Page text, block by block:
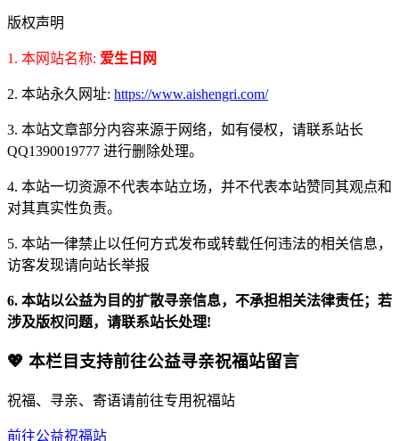
版权声明
1. 本网站名称: 爱生日网
2. 本站永久网址: https://www.aishengri.com/
3. 本站文章部分内容来源于网络，如有侵权，请联系站长
QQ1390019777 进行删除处理。
4. 本站一切资源不代表本站立场，并不代表本站赞同其观点和
对其真实性负责。
5. 本站一律禁止以任何方式发布或转载任何违法的相关信息，
访客发现请向站长举报
6. 本站以公益为目的扩散寻亲信息，不承担相关法律责任；若
涉及版权问题，请联系站长处理!
💖 本栏目支持前往公益寻亲祝福站留言
祝福、寻亲、寄语请前往专用祝福站
前往公益祝福站